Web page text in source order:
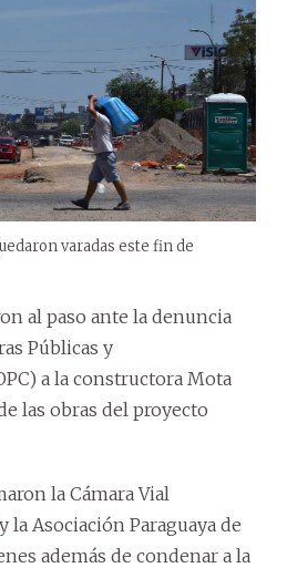
varadas este fin de
al paso ante la denuncia
Públicas y
a la constructora Mota
las obras del proyecto
la Cámara Vial
la Asociación Paraguaya de
además de condenar a la